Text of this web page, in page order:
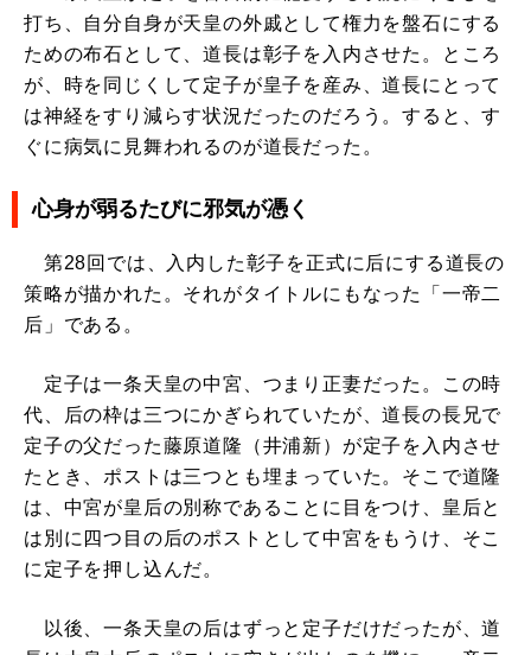
打ち、自分自身が天皇の外戚として権力を盤石にする
ための布石として、道長は彰子を入内させた。ところ
が、時を同じくして定子が皇子を産み、道長にとって
は神経をすり減らす状況だったのだろう。すると、す
ぐに病気に見舞われるのが道長だった。
心身が弱るたびに邪気が憑く
第28回では、入内した彰子を正式に后にする道長の
策略が描かれた。それがタイトルにもなった「一帝二
后」である。
定子は一条天皇の中宮、つまり正妻だった。この時
代、后の枠は三つにかぎられていたが、道長の長兄で
定子の父だった藤原道隆（井浦新）が定子を入内させ
たとき、ポストは三つとも埋まっていた。そこで道隆
は、中宮が皇后の別称であることに目をつけ、皇后と
は別に四つ目の后のポストとして中宮をもうけ、そこ
に定子を押し込んだ。
以後、一条天皇の后はずっと定子だけだったが、道